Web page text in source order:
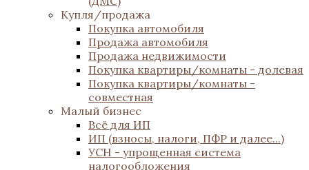
Купля/продажа
Покупка автомобиля
Продажа автомобиля
Продажа недвижимости
Покупка квартиры/комнаты - долевая
Покупка квартиры/комнаты -
совместная
Малый бизнес
Всё для ИП
ИП (взносы, налоги, ПФР и далее...)
УСН - упрощенная система
налогообложения